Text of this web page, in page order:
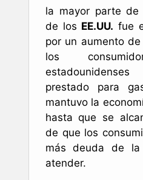
la mayor parte de
de los EE.UU. fue
por un aumento
los
prestado para
mantuvo la
hasta que se
de que los
más deuda de la
atender.